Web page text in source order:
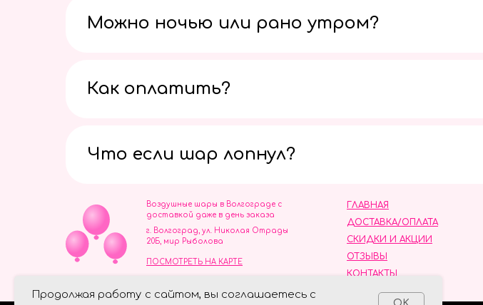
Продолжая работу с сайтом, вы соглашаетесь с
OK
Можно ночью или рано утром?
Как оплатить?
Что если шар лопнул?
ОТЗЫВЫ
ГЛАВНАЯ
ДОСТАВКА/ОПЛАТА
СКИДКИ И АКЦИИ
КОНТАКТЫ
Воздушные шары в Волгограде с
доставкой даже в день заказа
г. Волгоград, ул. Николая Отрады
20Б, мир Рыболова
ПОСМОТРЕТЬ НА КАРТЕ
ИНН 344110093739
Политика обработки персональных данных